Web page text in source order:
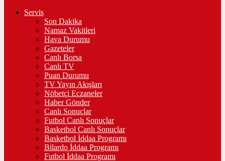
Servis
Son Dakika
Namaz Vakitleri
Hava Durumu
Gazeteler
Canlı Borsa
Canlı TV
Puan Durumu
TV Yayın Akışları
Nöbetçi Eczaneler
Haber Gönder
Canlı Sonuçlar
Futbol Canlı Sonuçlar
Basketbol Canlı Sonuçlar
Basketbol İddaa Programı
Bilardo İddaa Programı
Futbol İddaa Programı